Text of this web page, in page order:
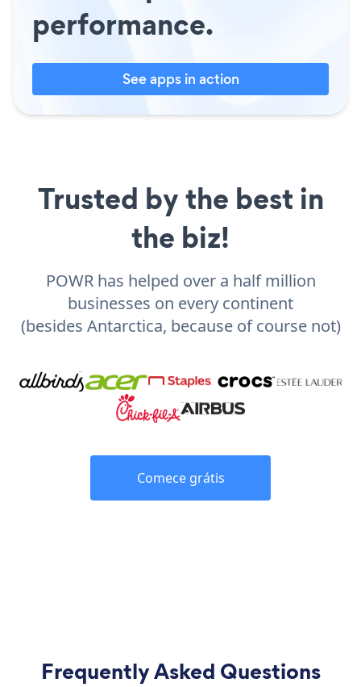
performance.
See apps in action
Trusted by the best in
the biz!
POWR has helped over a half million
businesses on every continent
(besides Antarctica, because of course not)
Comece grátis
Frequently Asked Questions